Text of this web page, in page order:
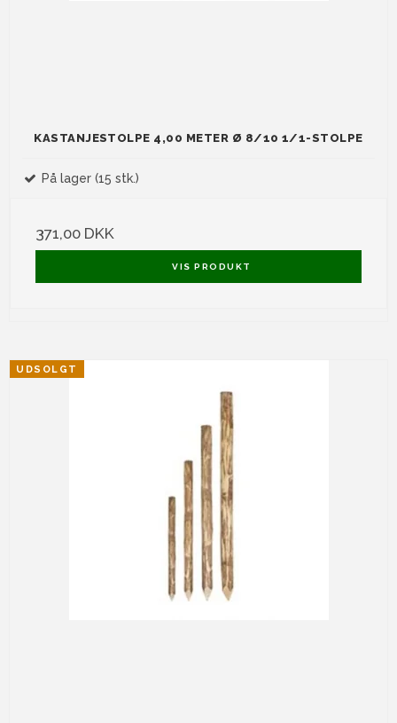
KASTANJESTOLPE 4,00 METER Ø 8/10 1/1-STOLPE
På lager (15 stk.)
371,00 DKK
VIS PRODUKT
UDSOLGT